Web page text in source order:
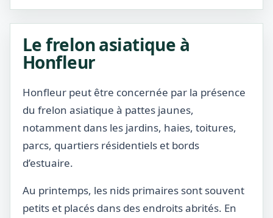
Le frelon asiatique à
Honfleur
Honfleur peut être concernée par la présence
du frelon asiatique à pattes jaunes,
notamment dans les jardins, haies, toitures,
parcs, quartiers résidentiels et bords
d’estuaire.
Au printemps, les nids primaires sont souvent
petits et placés dans des endroits abrités. En